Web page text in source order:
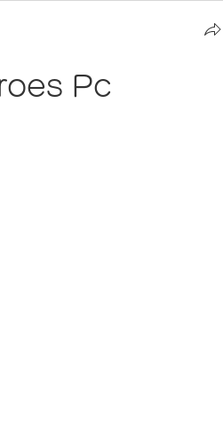
Pc